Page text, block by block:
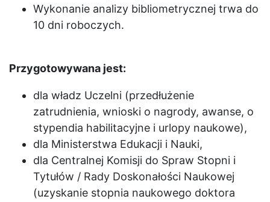
Wykonanie analizy bibliometrycznej trwa do
10 dni roboczych.
Przygotowywana jest:
dla władz Uczelni (przedłużenie
zatrudnienia, wnioski o nagrody, awanse, o
stypendia habilitacyjne i urlopy naukowe),
dla Ministerstwa Edukacji i Nauki,
dla Centralnej Komisji do Spraw Stopni i
Tytułów / Rady Doskonałości Naukowej
(uzyskanie stopnia naukowego doktora